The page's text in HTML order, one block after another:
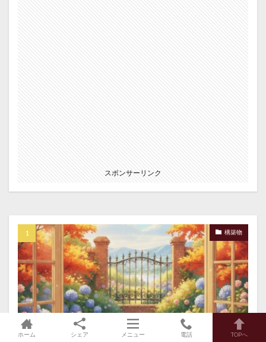
スポンサーリンク
構築物
ホーム シェア メニュー 電話 TOPへ